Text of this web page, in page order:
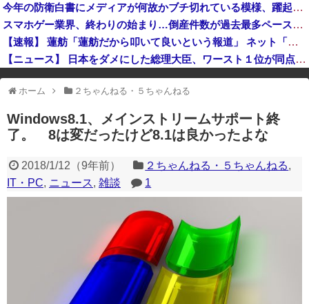
今年の防衛白書にメディアが何故かブチ切れている模様、躍起になって批判するも逆に有権者からは……
スマホゲー業界、終わりの始まり…倒産件数が過去最多ペース「数億円かけても爆タヒ」
【速報】 蓮舫「蓮舫だから叩いて良いという報道」 ネット「高市だから叩いて良いをやってるのがお前だろ」
【ニュース】 日本をダメにした総理大臣、ワースト１位が同点でこの人ｗｗｗｗｗｗ
※アドブロック等の広告非表示プラグインやアドオンを利用している場合、
一部のコンテンツが表示されなくなったり、サイト全体のレイアウトが崩れ
ホーム ２ちゃんねる・５ちゃんねる
Windows8.1、メインストリームサポート終
了。 8は変だったけど8.1は良かったよな
2018/1/12 （9年前） ２ちゃんねる・５ちゃんねる,
IT・PC, ニュース, 雑談 1